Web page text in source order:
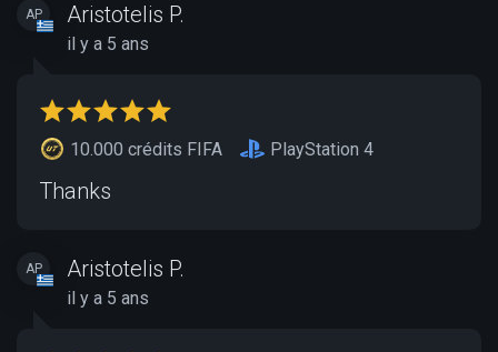
AP Aristotelis P.
il y a 5 ans
10.000 crédits FIFA PlayStation 4
Thanks
AP Aristotelis P.
il y a 5 ans